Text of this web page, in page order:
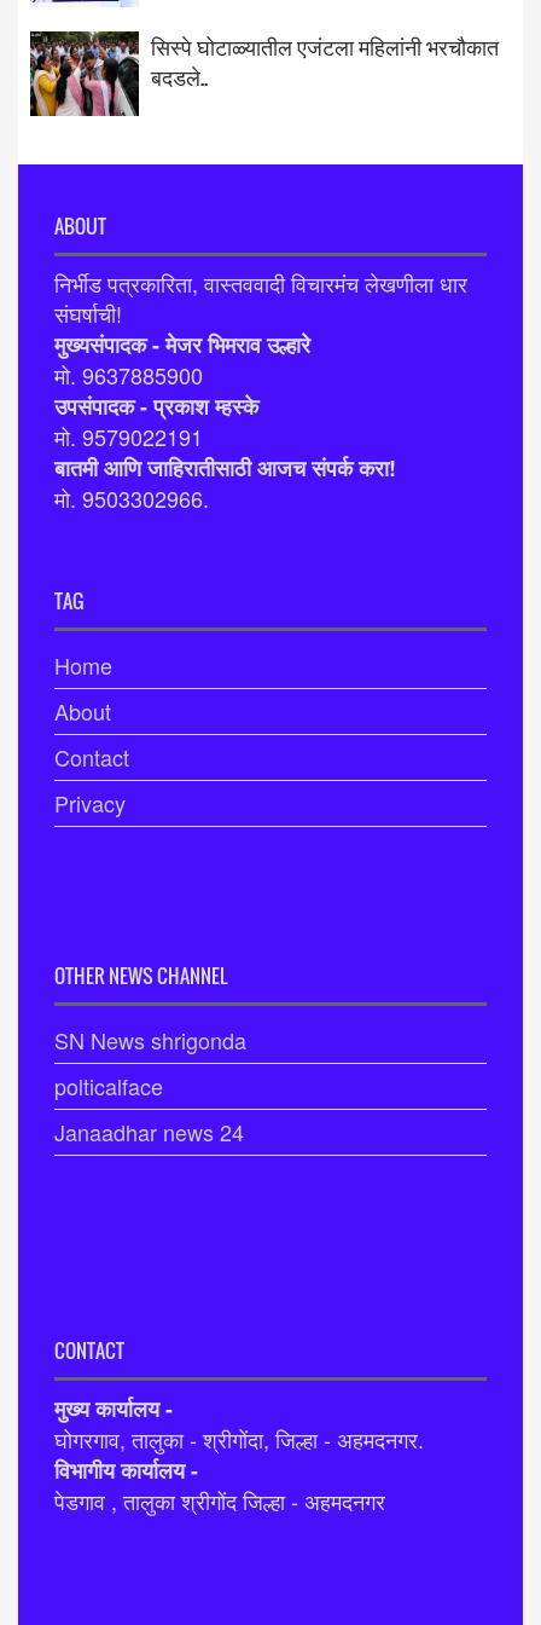
सिस्पे घोटाळ्यातील एजंटला महिलांनी भरचौकात
बदडले..
ABOUT
निर्भीड पत्रकारिता, वास्तववादी विचारमंच लेखणीला धार
संघर्षाची!
मुख्यसंपादक - मेजर भिमराव उल्हारे
मो. 9637885900
उपसंपादक - प्रकाश म्हस्के
मो. 9579022191
बातमी आणि जाहिरातीसाठी आजच संपर्क करा!
मो. 9503302966.
TAG
Home
About
Contact
Privacy
OTHER NEWS CHANNEL
SN News shrigonda
polticalface
Janaadhar news 24
CONTACT
मुख्य कार्यालय -
घोगरगाव, तालुका - श्रीगोंदा, जिल्हा - अहमदनगर.
विभागीय कार्यालय -
पेडगाव , तालुका श्रीगोंद जिल्हा - अहमदनगर